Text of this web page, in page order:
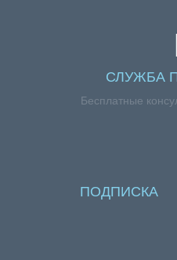
СЛУЖБА
Бесплатные
ПОДПИСКА